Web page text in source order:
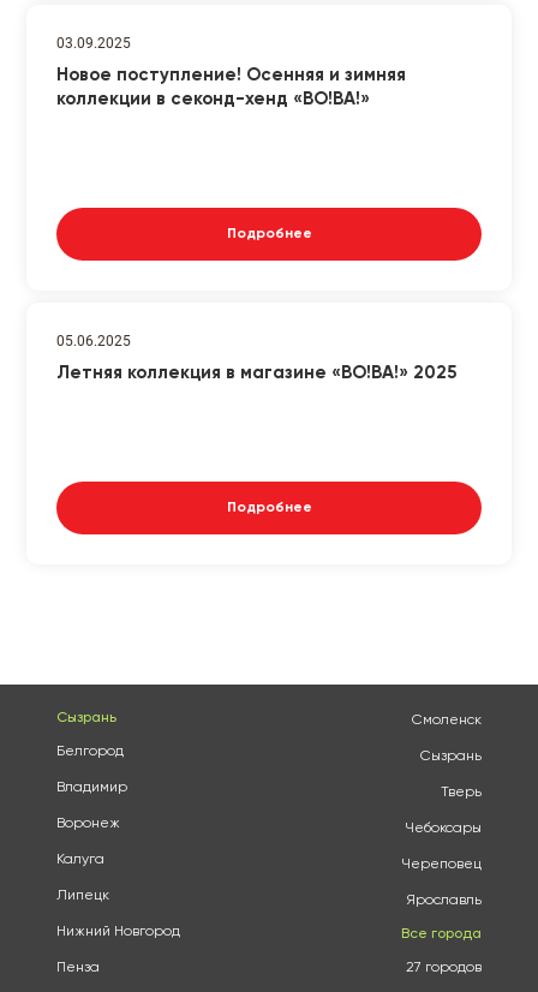
03.09.2025
Новое поступление! Осенняя и зимняя
коллекции в секонд-хенд «ВО!ВА!»
Подробнее
05.06.2025
Летняя коллекция в магазине «ВО!ВА!» 2025
Подробнее
Сызрань
Белгород
Владимир
Воронеж
Калуга
Липецк
Нижний Новгород
Пенза
Смоленск
Сызрань
Тверь
Чебоксары
Череповец
Ярославль
Все города
27 городов